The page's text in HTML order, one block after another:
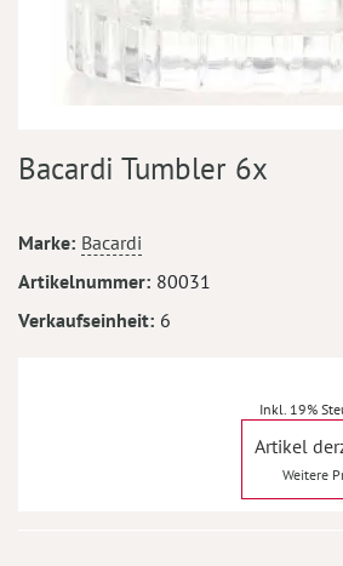
Anfang
springen
Bacardi Tumbler 6x
Mehr
Informationen
Marke Bacardi
Artikelnummer 80031
Verkaufseinheit 6
Inkl. 19%
Artikel
Weitere